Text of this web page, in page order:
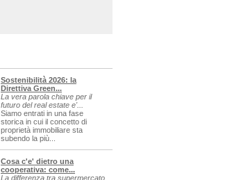
Sostenibilità 2026: la
Direttiva Green...
La vera parola chiave per il
futuro del real estate e'...
Siamo entrati in una fase
storica in cui il concetto di
proprietà immobiliare sta
subendo la più...
Cosa c'e' dietro una
cooperativa: come...
La differenza tra supermercato